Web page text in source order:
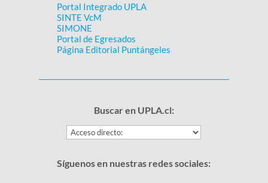
Portal Integrado UPLA
SINTE VcM
SIMONE
Portal de Egresados
Página Editorial Puntángeles
Buscar en UPLA.cl:
Síguenos en nuestras redes sociales: